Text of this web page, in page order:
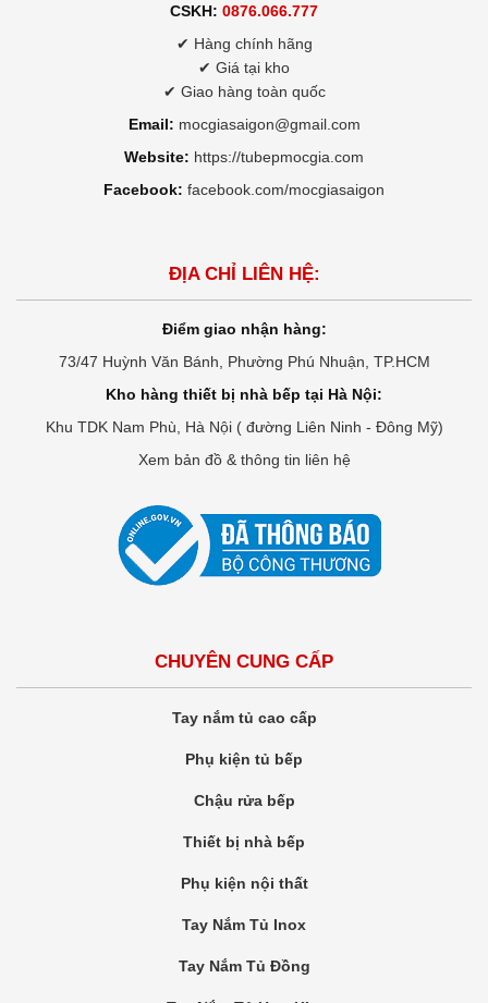
CSKH: 0876.066.777
✔ Hàng chính hãng
✔ Giá tại kho
✔ Giao hàng toàn quốc
Email: mocgiasaigon@gmail.com
Website: https://tubepmocgia.com
Facebook: facebook.com/mocgiasaigon
ĐỊA CHỈ LIÊN HỆ:
Điểm giao nhận hàng:
73/47 Huỳnh Văn Bánh, Phường Phú Nhuận, TP.HCM
Kho hàng thiết bị nhà bếp tại Hà Nội:
Khu TDK Nam Phù, Hà Nội ( đường Liên Ninh - Đông Mỹ)
Xem bản đồ & thông tin liên hệ
CHUYÊN CUNG CẤP
Tay nắm tủ cao cấp
Phụ kiện tủ bếp
Chậu rửa bếp
Thiết bị nhà bếp
Phụ kiện nội thất
Tay Nắm Tủ Inox
Tay Nắm Tủ Đồng